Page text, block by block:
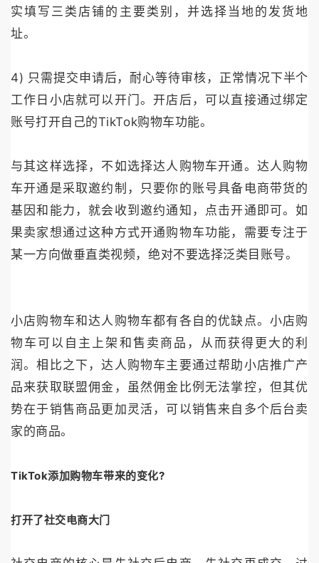
实填写三类店铺的主要类别，并选择当地的发货地
址。
4) 只需提交申请后，耐心等待审核，正常情况下半个
工作日小店就可以开门。开店后，可以直接通过绑定
账号打开自己的TikTok购物车功能。
与其这样选择，不如选择达人购物车开通。达人购物
车开通是采取邀约制，只要你的账号具备电商带货的
基因和能力，就会收到邀约通知，点击开通即可。如
果卖家想通过这种方式开通购物车功能，需要专注于
某一方向做垂直类视频，绝对不要选择泛类目账号。
小店购物车和达人购物车都有各自的优缺点。小店购
物车可以自主上架和售卖商品，从而获得更大的利
润。相比之下，达人购物车主要通过帮助小店推广产
品来获取联盟佣金，虽然佣金比例无法掌控，但其优
势在于销售商品更加灵活，可以销售来自多个后台卖
家的商品。
TikTok添加购物车带来的变化?
打开了社交电商大门